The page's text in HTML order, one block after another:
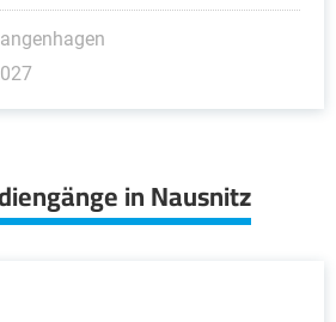
in Nausnitz